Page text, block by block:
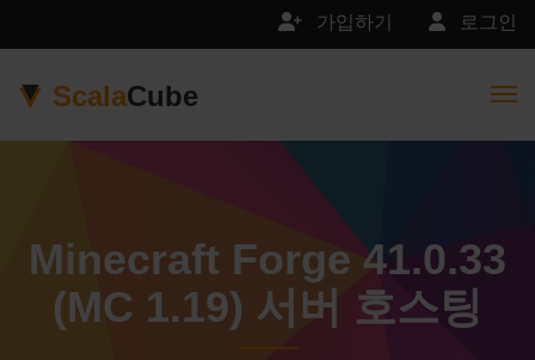
로그인
가입하기
ScalaCube
Minecraft Forge 41.0.33
(MC 1.19) 서버 호스팅